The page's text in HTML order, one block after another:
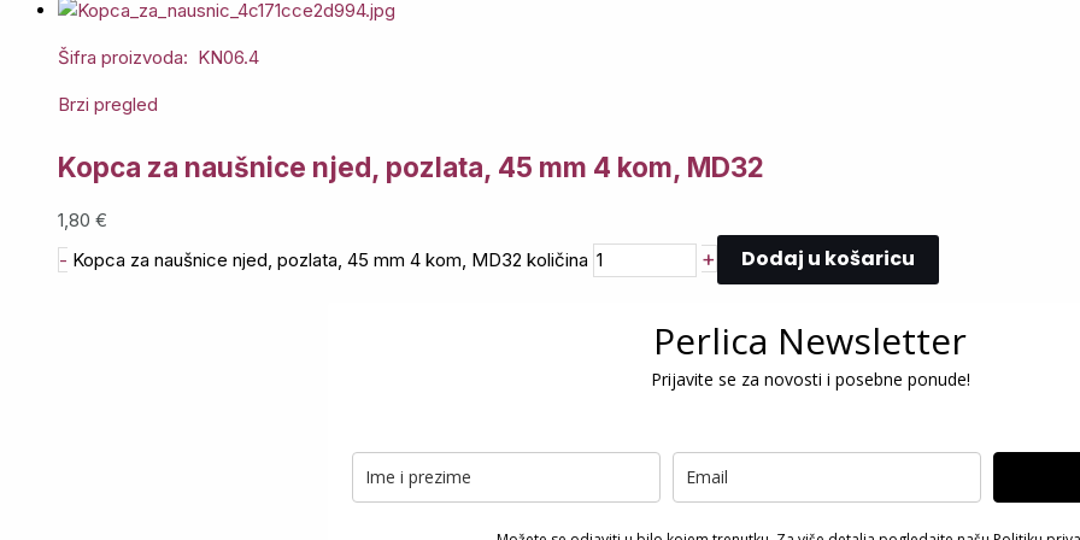
Šifra proizvoda: KN06.4
Brzi pregled
Kopca za naušnice njed, pozlata, 45 mm 4 kom, MD32
1,80 €
- Kopca za naušnice njed, pozlata, 45 mm 4 kom, MD32 količina + Dodaj u košaricu
Perlica Newsletter
Prijavite se za novosti i posebne ponude!